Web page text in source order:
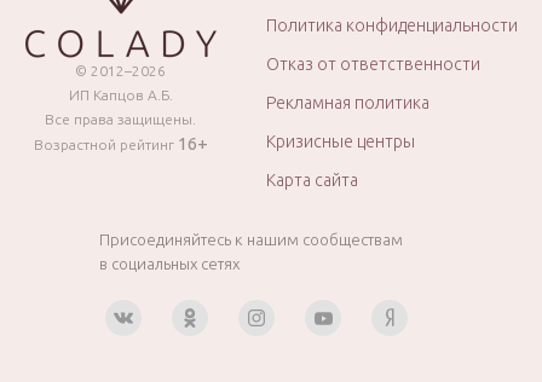
© 2012–2026
ИП Капцов А.Б.
Все права защищены.
Возрастной рейтинг 16+
Политика конфиденциальности
Отказ от ответственности
Рекламная политика
Кризисные центры
Карта сайта
Присоединяйтесь к нашим сообществам
в социальных сетях